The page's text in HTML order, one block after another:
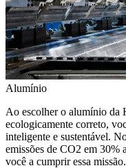
Alumínio
Ao escolher o alumínio da
ecologicamente correto,
inteligente e sustentável.
emissões de CO2 em 30%
você a cumprir essa missão.